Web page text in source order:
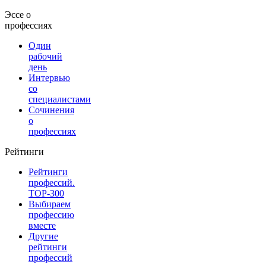
Эссе о
профессиях
Один
рабочий
день
Интервью
со
специалистами
Сочинения
о
профессиях
Рейтинги
Рейтинги
профессий.
TOP-300
Выбираем
профессию
вместе
Другие
рейтинги
профессий